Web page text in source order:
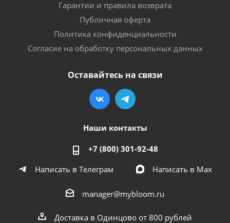
Гарантии и правила возврата
Публичная оферта
Политика конфиденциальности
Согласие на обработку персональных данных
Оставайтесь на связи
Наши контакты
+7 (800) 301-92-48
Написать в Телеграм
Написать в Мах
manager@mybloom.ru
Доставка в Одинцово от 800 рублей